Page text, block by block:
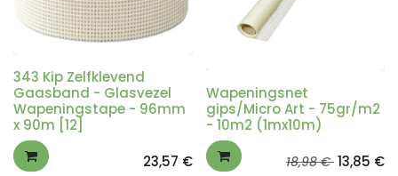
343 Kip Zelfklevend
Gaasband - Glasvezel
Wapeningstape - 96mm
x 90m [12]
23,57 €
Wapeningsnet
gips/Micro Art - 75gr/m2
- 10m2 (1mx10m)
18,98€ 13,85 €